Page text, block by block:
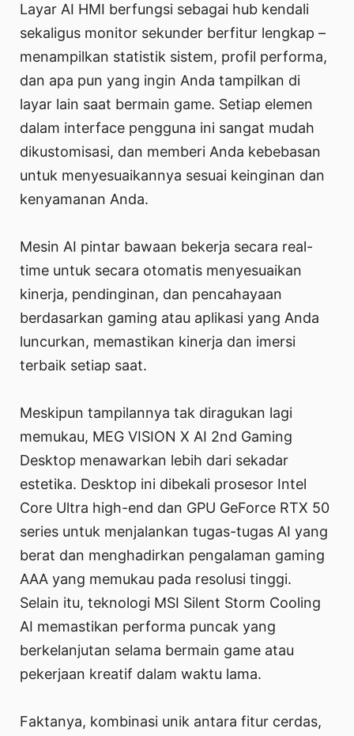
Layar AI HMI berfungsi sebagai hub kendali
sekaligus monitor sekunder berfitur lengkap –
menampilkan statistik sistem, profil performa,
dan apa pun yang ingin Anda tampilkan di
layar lain saat bermain game. Setiap elemen
dalam interface pengguna ini sangat mudah
dikustomisasi, dan memberi Anda kebebasan
untuk menyesuaikannya sesuai keinginan dan
kenyamanan Anda.
Mesin AI pintar bawaan bekerja secara real-
time untuk secara otomatis menyesuaikan
kinerja, pendinginan, dan pencahayaan
berdasarkan gaming atau aplikasi yang Anda
luncurkan, memastikan kinerja dan imersi
terbaik setiap saat.
Meskipun tampilannya tak diragukan lagi
memukau, MEG VISION X AI 2nd Gaming
Desktop menawarkan lebih dari sekadar
estetika. Desktop ini dibekali prosesor Intel
Core Ultra high-end dan GPU GeForce RTX 50
series untuk menjalankan tugas-tugas AI yang
berat dan menghadirkan pengalaman gaming
AAA yang memukau pada resolusi tinggi.
Selain itu, teknologi MSI Silent Storm Cooling
AI memastikan performa puncak yang
berkelanjutan selama bermain game atau
pekerjaan kreatif dalam waktu lama.
Faktanya, kombinasi unik antara fitur cerdas,